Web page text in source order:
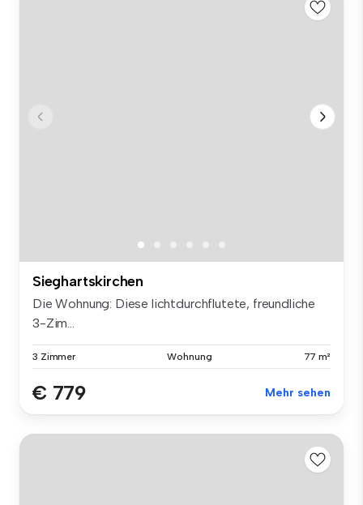
Sieghartskirchen
Die Wohnung: Diese lichtdurchflutete, freundliche
3-Zim...
3 Zimmer Wohnung 77 m²
€ 779 Mehr sehen